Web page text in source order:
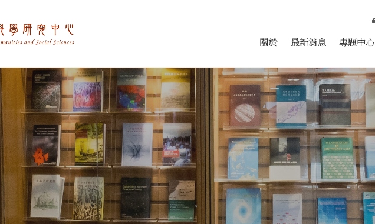
人文社會科學研究中心 跳至中央區塊/Main Content
關於 最新消息 專題中心